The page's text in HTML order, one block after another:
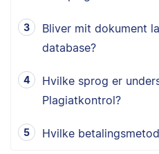
Bliver mit dokument
database?
Hvilke sprog er
Plagiatkontrol?
Hvilke